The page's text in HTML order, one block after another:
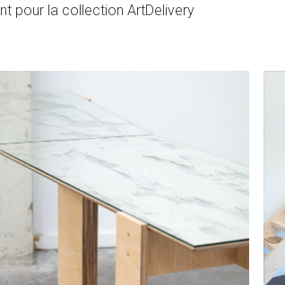
pour la collection ArtDelivery